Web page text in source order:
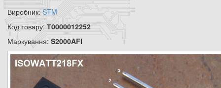
Виробник:STM
Код товару:Т0000012252
Маркування: S2000AFI